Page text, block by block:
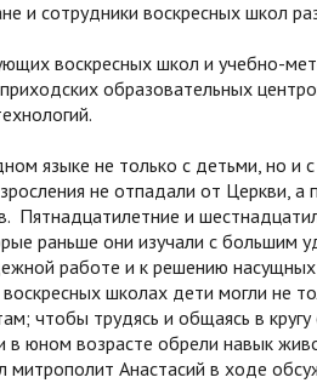
и сотрудники воскресных школ
воскресных школ и учебно-
образовательных
языке не только с детьми, но и
не отпадали от Церкви, а
Пятнадцатилетние и
раньше они изучали с большим
работе и к решению
школах дети могли не
чтобы трудясь и общаясь в
в юном возрасте обрели навык
митрополит Анастасий в ходе